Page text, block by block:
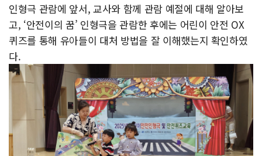
인형극 관람에 앞서, 교사와 함께 관람 예절에 대해 알아보
고, ‘안전이의 꿈’ 인형극을 관람한 후에는 어린이 안전 OX
퀴즈를 통해 유아들이 대처 방법을 잘 이해했는지 확인하였
다.